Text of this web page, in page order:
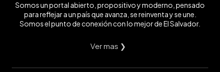
Somos un portal abierto, propositivo y moderno, pensado
para reflejar a un país que avanza, se reinventa y se une.
Somos el punto de conexión con lo mejor de El Salvador.
Ver mas ❯